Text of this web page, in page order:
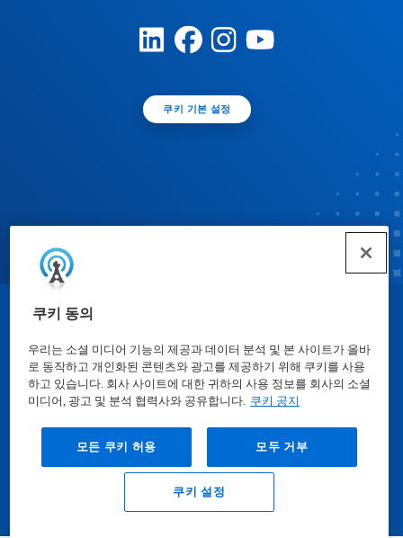
쿠키 동의
우리는 소셜 미디어 기능의 제공과 데이터 분석 및 본 사이트가 올바
로 동작하고 개인화된 콘텐츠와 광고를 제공하기 위해 쿠키를 사용
하고 있습니다. 회사 사이트에 대한 귀하의 사용 정보를 회사의 소셜
미디어, 광고 및 분석 협력사와 공유합니다. 쿠키 공지
모든 쿠키 허용 모두 거부
쿠키 설정
쿠키 기본 설정
물질안전보건자료표| 개인정보보호방침|이용약관